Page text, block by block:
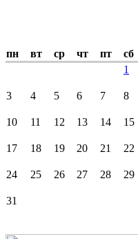
пн вт ср чт пт сб
1
3 4 5 6 7 8
10 11 12 13 14 15
17 18 19 20 21 22
24 25 26 27 28 29
31